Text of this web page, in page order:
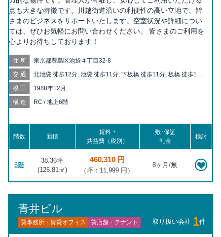
点も大きな特徴です。川越街道沿いの利便性の高い立地で、皆
さまのビジネスをサポートいたします。空室状況や詳細につい
ては、ぜひお気軽にお問い合わせください。 皆さまのご利用を
心よりお待ちしております！
住所 東京都豊島区池袋４丁目32-8
交通
北池袋 徒歩12分, 池袋 徒歩11分, 下板橋 徒歩11分, 板橋 徒歩13
橋 徒歩18分, 東池袋 徒歩20分
竣工 1988年12月
構造 RC / 地上6階
階数 面積
賃料 +
共益費（税別）
敷･保証
礼金
検討
6階
38.36坪
(126.81㎡)
460,310 円
（坪：11,999 円）
8ヶ月/無
青井ビル
貸事務所・賃貸オフィス 貸店舗・テナント 取り扱い会社 1件